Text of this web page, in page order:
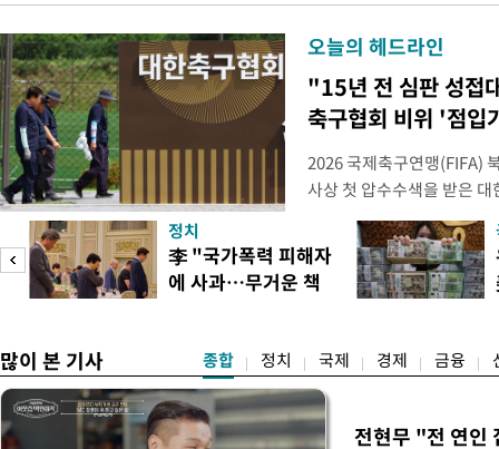
오늘의 헤드라인
"15년 전 심판 성접
축구협회 비위 '점입
2026 국제축구연맹(FIFA)
사상 첫 압수수색을 받은
거지면서 그야말로 쑥대
심판 성 접대 파문까지 파
돌이킬 수 없는 지경까지
홍명보 전 감독을 국가대
정치
李 "국가폭력 피해자
에 사과…무거운 책
많이 본 기사 종합 정치 국제 경제 금융
전현무 "전 연인